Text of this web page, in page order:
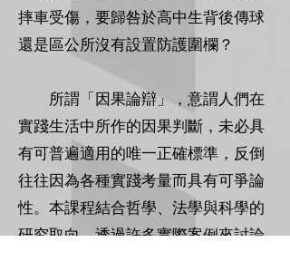
摔車受傷，要歸咎於高中生背後傳球
還是區公所沒有設置防護圍欄？
所謂「因果論辯」，意謂人們在
實踐生活中所作的因果判斷，未必具
有可普遍適用的唯一正確標準，反倒
往往因為各種實踐考量而具有可爭論
性。本課程結合哲學、法學與科學的
研究取向，透過許多實際案例來討論